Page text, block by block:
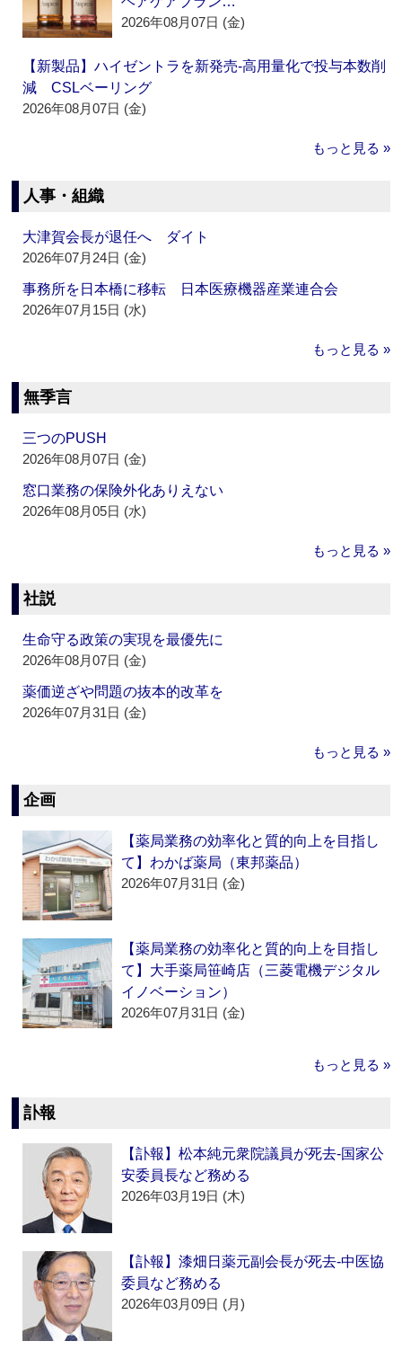
2026年08月07日 (金)
【新製品】ハイゼントラを新発売‐高用量化で投与本数削
減 CSLベーリング
2026年08月07日 (金)
もっと見る »
人事・組織
大津賀会長が退任へ ダイト
2026年07月24日 (金)
事務所を日本橋に移転 日本医療機器産業連合会
2026年07月15日 (水)
もっと見る »
無季言
三つのPUSH
2026年08月07日 (金)
窓口業務の保険外化ありえない
2026年08月05日 (水)
もっと見る »
社説
生命守る政策の実現を最優先に
2026年08月07日 (金)
薬価逆ざや問題の抜本的改革を
2026年07月31日 (金)
もっと見る »
企画
【薬局業務の効率化と質的向上を目指し
て】わかば薬局（東邦薬品）
2026年07月31日 (金)
【薬局業務の効率化と質的向上を目指し
て】大手薬局笹崎店（三菱電機デジタル
イノベーション）
2026年07月31日 (金)
もっと見る »
訃報
【訃報】松本純元衆院議員が死去‐国家公
安委員長など務める
2026年03月19日 (木)
【訃報】漆畑日薬元副会長が死去‐中医協
委員など務める
2026年03月09日 (月)